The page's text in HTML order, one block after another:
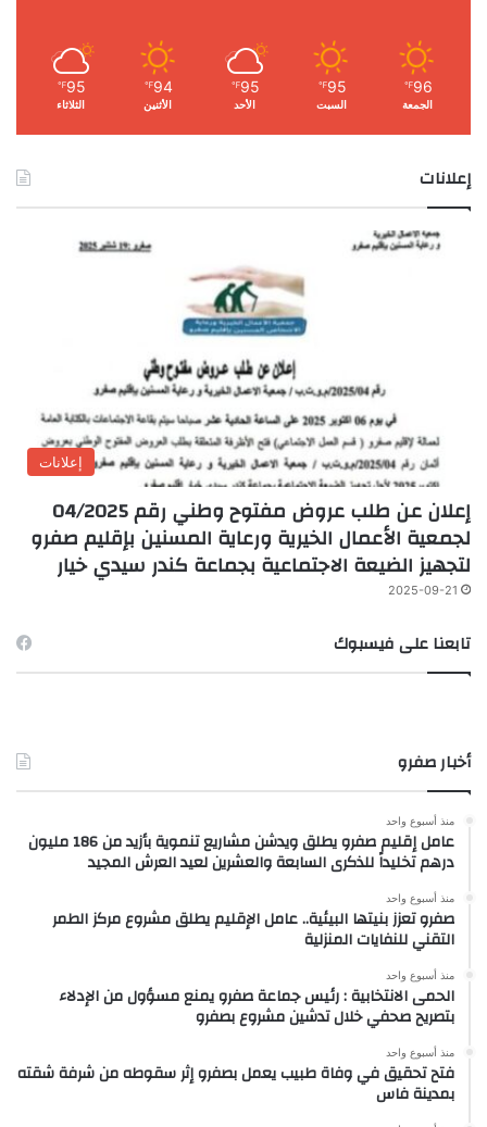
96
℉
الجمعة
95
℉
السبت
95
℉
الأحد
94
℉
الأثنين
95
℉
الثلاثاء
إعلانات
إعلانات
إعلان عن طلب عروض مفتوح وطني رقم 04/2025
لجمعية الأعمال الخيرية ورعاية المسنين بإقليم صفرو
لتجهيز الضيعة الاجتماعية بجماعة كندر سيدي خيار
2025-09-21
تابعنا على فيسبوك
أخبار صفرو
منذ أسبوع واحد
عامل إقليم صفرو يطلق ويدشن مشاريع تنموية بأزيد من 186 مليون
درهم تخليداً للذكرى السابعة والعشرين لعيد العرش المجيد
منذ أسبوع واحد
صفرو تعزز بنيتها البيئية.. عامل الإقليم يطلق مشروع مركز الطمر
التقني للنفايات المنزلية
منذ أسبوع واحد
الحمى الانتخابية : رئيس جماعة صفرو يمنع مسؤول من الإدلاء
بتصريح صحفي خلال تدشين مشروع بصفرو
منذ أسبوع واحد
فتح تحقيق في وفاة طبيب يعمل بصفرو إثر سقوطه من شرفة شقته
بمدينة فاس